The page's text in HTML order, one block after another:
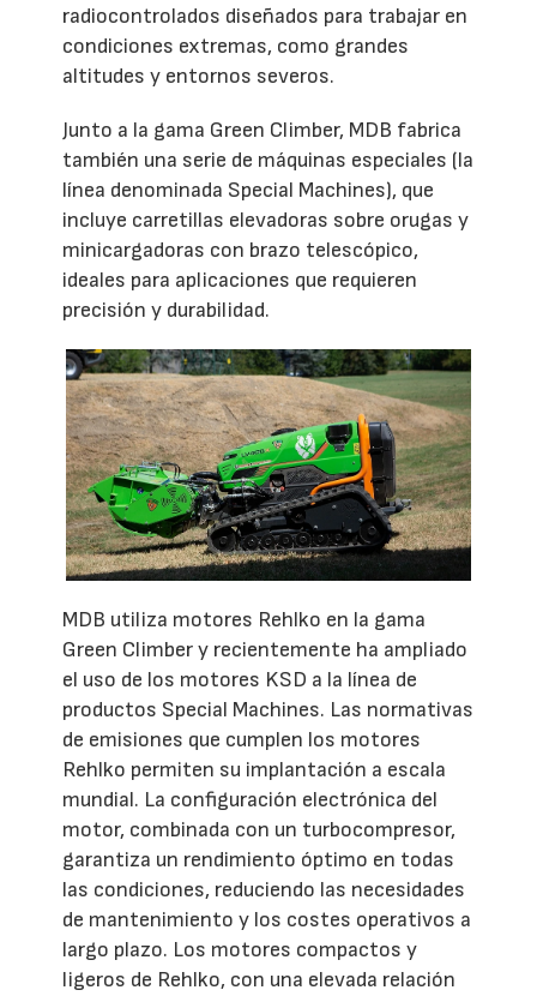
radiocontrolados diseñados para trabajar en
condiciones extremas, como grandes
altitudes y entornos severos.
Junto a la gama Green Climber, MDB fabrica
también una serie de máquinas especiales (la
línea denominada Special Machines), que
incluye carretillas elevadoras sobre orugas y
minicargadoras con brazo telescópico,
ideales para aplicaciones que requieren
precisión y durabilidad.
MDB utiliza motores Rehlko en la gama
Green Climber y recientemente ha ampliado
el uso de los motores KSD a la línea de
productos Special Machines. Las normativas
de emisiones que cumplen los motores
Rehlko permiten su implantación a escala
mundial. La configuración electrónica del
motor, combinada con un turbocompresor,
garantiza un rendimiento óptimo en todas
las condiciones, reduciendo las necesidades
de mantenimiento y los costes operativos a
largo plazo. Los motores compactos y
ligeros de Rehlko, con una elevada relación